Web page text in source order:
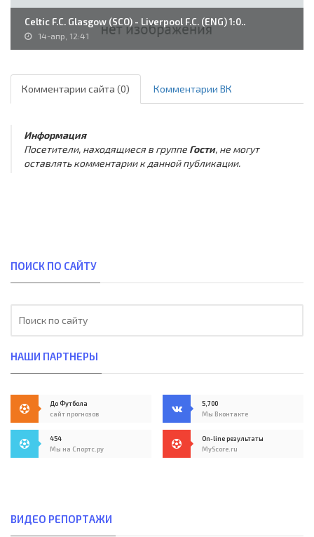
Celtic F.C. Glasgow (SCO) - Liverpool F.C. (ENG) 1:0..
14-апр, 12:41
Комментарии сайта (0) Комментарии ВК
Информация
Посетители, находящиеся в группе Гости, не могут
оставлять комментарии к данной публикации.
ПОИСК ПО САЙТУ
НАШИ ПАРТНЕРЫ
До Футбола
сайт прогнозов
5,700
Мы Вконтакте
454
Мы на Спортс.ру
On-line результаты
MyScore.ru
ВИДЕО РЕПОРТАЖИ